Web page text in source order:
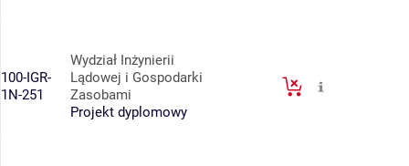
100-IGR-
1N-251
Wydział Inżynierii
Lądowej i Gospodarki
Zasobami
Projekt dyplomowy